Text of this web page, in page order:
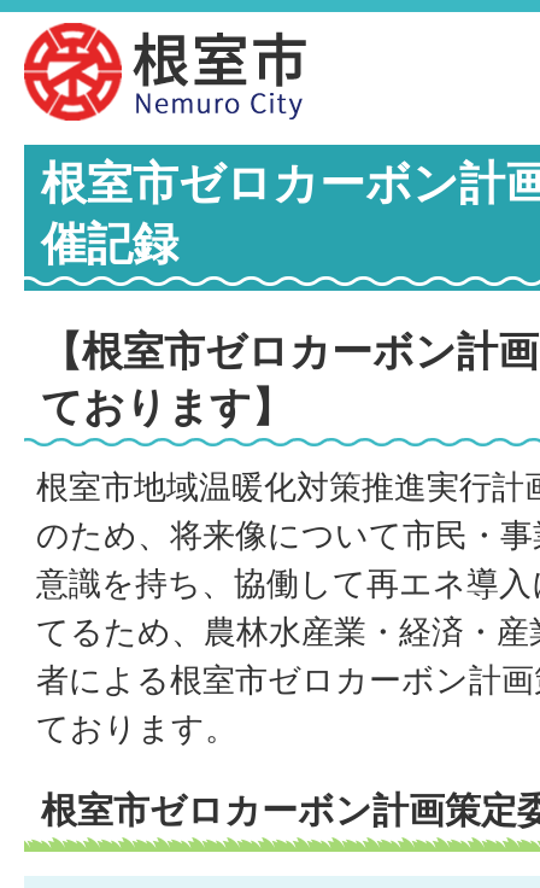
根室市ゼロカーボン計
催記録
【根室市ゼロカーボン計
ております】
根室市地域温暖化対策推進実行計
のため、将来像について市民・
意識を持ち、協働して再エネ導
てるため、農林水産業・経済・
者による根室市ゼロカーボン計
ております。
根室市ゼロカーボン計画策定